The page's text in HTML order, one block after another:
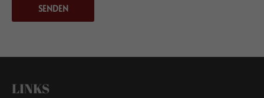
SENDEN
LINKS